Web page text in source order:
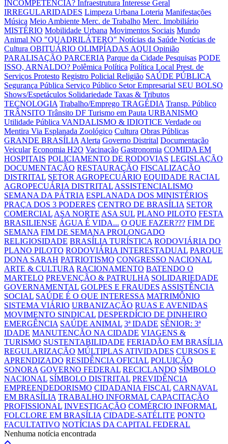
INCOMPETÊNCIA? Infraestrutura Interesse Geral
IRREGULARIDADES Limpeza Urbana Loteria Manifestações
Música Meio Ambiente Merc. de Trabalho Merc. Imobiliário
MISTÉRIO Mobilidade Urbana Movimentos Sociais Mundo
Animal NO "QUADRILÁTERO" Notícias da Saúde Notícias de
Cultura OBITUÁRIO OLIMPÍADAS AQUI Opinião
PARALISAÇÃO PARCERIA Parque da Cidade Pesquisas PODE
ISSO, ARNALDO? Polêmica Política Política Local Prest. de
Serviços Protesto Registro Policial Religião SAÚDE PÚBLICA
Segurança Pública Serviço Público Setor Empresarial SEU BOLSO
Shows/Espetáculos Solidariedade Taxas & Tributos
TECNOLOGIA Trabalho/Emprego TRAGÉDIA Transp. Público
TRÂNSITO Trânsito DF Turismo em Pauta URBANISMO
Utilidade Pública VANDALISMO & IDIOTICE Verdade ou
Mentira Via Esplanada Zoológico Cultura Obras Públicas
GRANDE BRASÍLIAAlerta Governo Distrital Documentação
Veicular Economia H2O Vacinação Gastronomia COMIDA EM
HOSPITAIS POLICIAMENTO DE RODOVIAS LEGISLAÇÃO
DOCUMENTAÇÃO RESTAURAÇÃO FISCALIZAÇÃO
DISTRITAL SETOR AGROPECUÁRIO EQUIDADE RACIAL
AGROPECUÁRIA DISTRITALASSISTENCIALISMO
SEMANA DA PÁTRIA ESPLANADA DOS MINISTÉRIOS
PRAÇA DOS 3 PODERES CENTRO DE BRASÍLIA SETOR
COMERCIALASA NORTE ASA SUL PLANO PILOTO FESTA
BRASILIENSE ÁGUA É VIDA... O QUE FAZER??? FIM DE
SEMANA FIM DE SEMANA PROLONGADO
RELIGIOSIDADE BRASÍLIA TURÍSTICA RODOVIÁRIA DO
PLANO PILOTO RODOVIÁRIA INTERESTADUAL PARQUE
DONA SARAH PATRIOTISMO CONGRESSO NACIONAL
ARTE & CULTURA RACIONAMENTO BATENDO O
MARTELO PREVENÇÃO & PATRULHA SOLIDARIEDADE
GOVERNAMENTAL GOLPES E FRAUDES ASSISTÊNCIA
SOCIAL SAÚDE É O QUE INTERESSA MATRIMÔNIO
SISTEMA VIÁRIO URBANIZAÇÃO RUAS E AVENIDAS
MOVIMENTO SINDICAL DESPERDÍCIO DE DINHEIRO
EMERGÊNCIA SAÚDE ANIMAL 3ª IDADE SÊNIOR: 3ª
IDADE MANUTENÇÃO NA CIDADE VIAGENS &
TURISMO SUSTENTABILIDADE FERIADÃO EM BRASÍLIA
REGULARIZAÇÃO MÚLTIPLAS ATIVIDADES CURSOS E
APRENDIZADO RESIDÊNCIA OFICIAL POLUIÇÃO
SONORA GOVERNO FEDERAL RECICLANDO SÍMBOLO
NACIONAL SÍMBOLO DISTRITAL PREVIDÊNCIA
EMPREENDEDORISMO CIDADANIA FISCAL CARNAVAL
EM BRASÍLIA TRABALHO INFORMAL CAPACITAÇÃO
PROFISSIONAL INVESTIGAÇÃO COMÉRCIO INFORMAL
FOLCLORE EM BRASÍLIA CIDADE-SATÉLITE PONTO
FACULTATIVO NOTÍCIAS DA CAPITAL FEDERAL
Nenhuma notícia encontrada